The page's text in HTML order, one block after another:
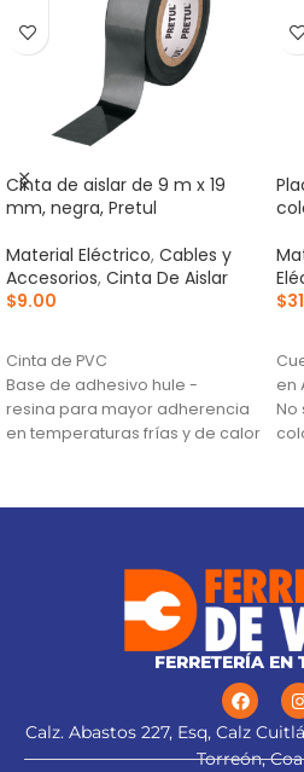
Cinta de aislar de 9 m x 19
mm, negra, Pretul
Material Eléctrico, Cables y
Accesorios, Cinta De Aislar
$9.00
Cinta de PVC
Base de adhesivo hule -
resina para mayor adherencia
en temperaturas frías y de calor
excelente flexibilidad
$
en
No
FERRETERÍA EN
Calz. Abastos 227, Esq, Calz
Torreón,